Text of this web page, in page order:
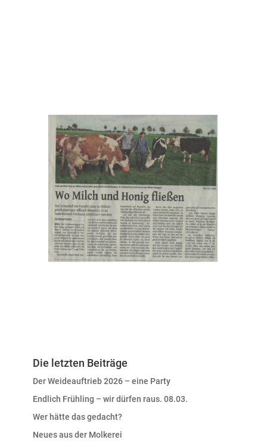
Die letzten Beiträge
Der Weideauftrieb 2026 – eine Party
Endlich Frühling – wir dürfen raus. 08.03.
Wer hätte das gedacht?
Neues aus der Molkerei